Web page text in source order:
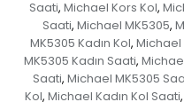
Saati, Michael Kors Kol,
Saati, Michael MK5305,
MK5305 Kadın Kol, Michael
MK5305 Kadın Saati,
Saati, Michael MK5305
Kol, Michael Kadın Kol Saati,